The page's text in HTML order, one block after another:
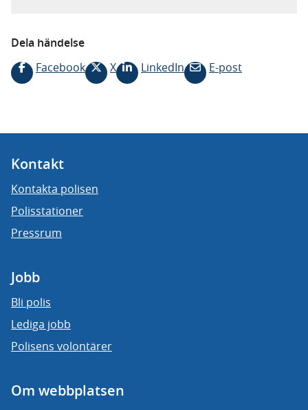
Dela händelse
Facebook
X LinkedIn E-post
Kontakt
Kontakta polisen
Polisstationer
Pressrum
Jobb
Bli polis
Lediga jobb
Polisens volontärer
Om webbplatsen